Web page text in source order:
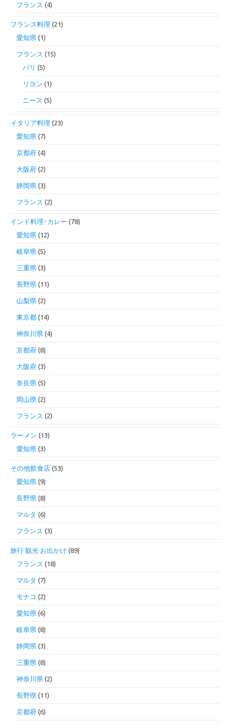
フランス (4)
フランス料理 (21)
愛知県 (1)
フランス (15)
パリ (5)
リヨン (1)
ニース (5)
イタリア料理 (23)
愛知県 (7)
京都府 (4)
大阪府 (2)
静岡県 (3)
フランス (2)
インド料理･カレー (78)
愛知県 (12)
岐阜県 (5)
三重県 (3)
長野県 (11)
山梨県 (2)
東京都 (14)
神奈川県 (4)
京都府 (8)
大阪府 (3)
奈良県 (5)
岡山県 (2)
フランス (2)
ラーメン (13)
愛知県 (3)
その他飲食店 (53)
愛知県 (9)
長野県 (8)
マルタ (6)
フランス (3)
旅行 観光 お出かけ (89)
フランス (18)
マルタ (7)
モナコ (2)
愛知県 (6)
岐阜県 (8)
静岡県 (3)
三重県 (8)
神奈川県 (2)
長野県 (11)
京都府 (6)